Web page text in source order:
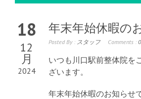
18
12
月
2024
年末年始休暇の
Posted By : スタッフ Comments : 0
いつも川口駅前整体院を
ざいます。
年末年始休暇のお知らせ